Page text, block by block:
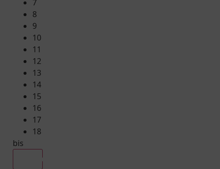
7
8
9
10
11
12
13
14
15
16
17
18
bis